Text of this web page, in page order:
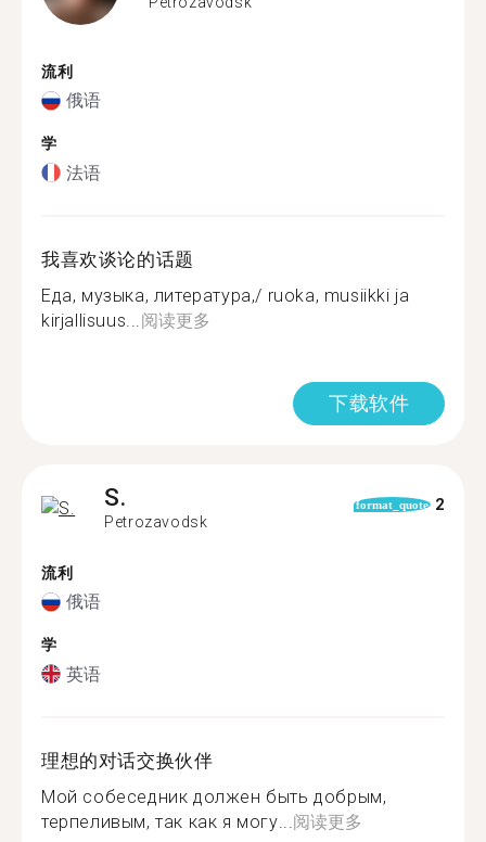
流利
俄语
学
法语
我喜欢谈论的话题
Еда, музыка, литература,/ ruoka, musiikki ja
kirjallisuus... 阅读更多
下载软件
S.
Petrozavodsk
format_quote 2
流利
俄语
学
英语
理想的对话交换伙伴
Мой собеседник должен быть добрым,
терпеливым, так как я могу... 阅读更多